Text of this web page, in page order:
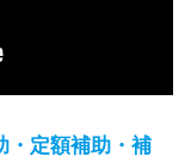
・定額補助・補